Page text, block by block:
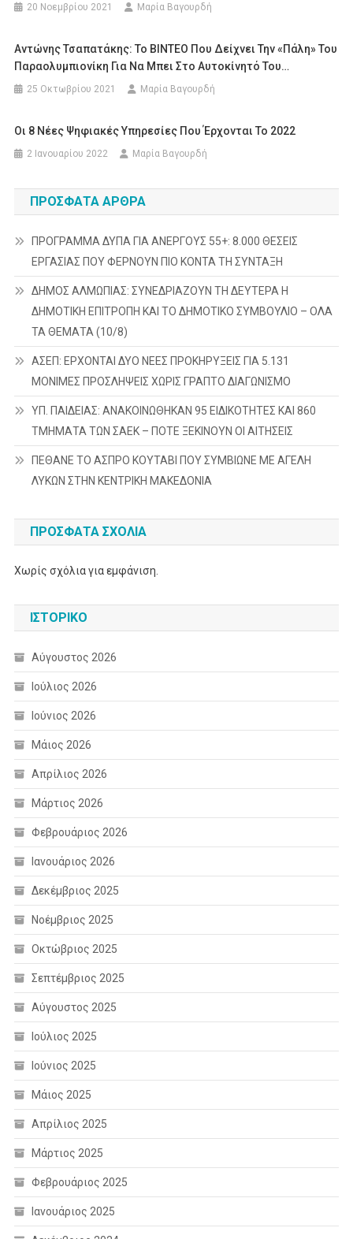
20 Νοεμβρίου 2021 Μαρία Βαγουρδή
Αντώνης Τσαπατάκης: Το ΒΙΝΤΕΟ Που Δείχνει Την «πάλη» Του
Παραολυμπιονίκη Για Να Μπει Στο Αυτοκίνητό Του…
25 Οκτωβρίου 2021 Μαρία Βαγουρδή
Οι 8 Νέες Ψηφιακές Υπηρεσίες Που Έρχονται Το 2022
2 Ιανουαρίου 2022 Μαρία Βαγουρδή
ΠΡΌΣΦΑΤΑ ΆΡΘΡΑ
ΠΡΟΓΡΑΜΜΑ ΔΥΠΑ ΓΙΑ ΑΝΕΡΓΟΥΣ 55+: 8.000 ΘΕΣΕΙΣ
ΕΡΓΑΣΙΑΣ ΠΟΥ ΦΕΡΝΟΥΝ ΠΙΟ ΚΟΝΤΑ ΤΗ ΣΥΝΤΑΞΗ
ΔΗΜΟΣ ΑΛΜΩΠΙΑΣ: ΣΥΝΕΔΡΙΑΖΟΥΝ ΤΗ ΔΕΥΤΕΡΑ H
ΔΗΜΟΤΙΚΗ ΕΠΙΤΡΟΠΗ ΚΑΙ ΤΟ ΔΗΜΟΤΙΚΟ ΣΥΜΒΟΥΛΙΟ – ΟΛΑ
ΤΑ ΘΕΜΑΤΑ (10/8)
ΑΣΕΠ: ΕΡΧΟΝΤΑΙ ΔΥΟ ΝΕΕΣ ΠΡΟΚΗΡΥΞΕΙΣ ΓΙΑ 5.131
ΜΟΝΙΜΕΣ ΠΡΟΣΛΗΨΕΙΣ ΧΩΡΙΣ ΓΡΑΠΤΟ ΔΙΑΓΩΝΙΣΜΟ
ΥΠ. ΠΑΙΔΕΙΑΣ: ΑΝΑΚΟΙΝΩΘΗΚΑΝ 95 ΕΙΔΙΚΟΤΗΤΕΣ ΚΑΙ 860
ΤΜΗΜΑΤΑ ΤΩΝ ΣΑΕΚ – ΠΟΤΕ ΞΕΚΙΝΟΥΝ ΟΙ ΑΙΤΗΣΕΙΣ
ΠΕΘΑΝΕ ΤΟ ΑΣΠΡΟ ΚΟΥΤΑΒΙ ΠΟΥ ΣΥΜΒΙΩΝΕ ΜΕ ΑΓΕΛΗ
ΛΥΚΩΝ ΣΤΗΝ ΚΕΝΤΡΙΚΗ ΜΑΚΕΔΟΝΙΑ
ΠΡΌΣΦΑΤΑ ΣΧΌΛΙΑ
Χωρίς σχόλια για εμφάνιση.
ΙΣΤΟΡΙΚΌ
Αύγουστος 2026
Ιούλιος 2026
Ιούνιος 2026
Μάιος 2026
Απρίλιος 2026
Μάρτιος 2026
Φεβρουάριος 2026
Ιανουάριος 2026
Δεκέμβριος 2025
Νοέμβριος 2025
Οκτώβριος 2025
Σεπτέμβριος 2025
Αύγουστος 2025
Ιούλιος 2025
Ιούνιος 2025
Μάιος 2025
Απρίλιος 2025
Μάρτιος 2025
Φεβρουάριος 2025
Ιανουάριος 2025